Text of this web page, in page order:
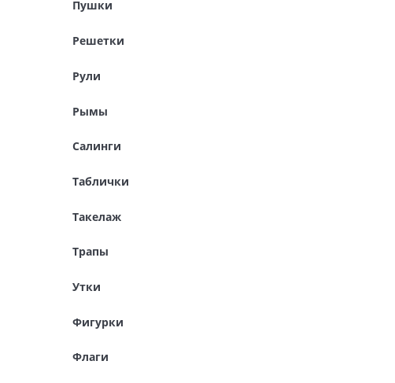
Пушки
Решетки
Рули
Рымы
Салинги
Таблички
Такелаж
Трапы
Утки
Фигурки
Флаги